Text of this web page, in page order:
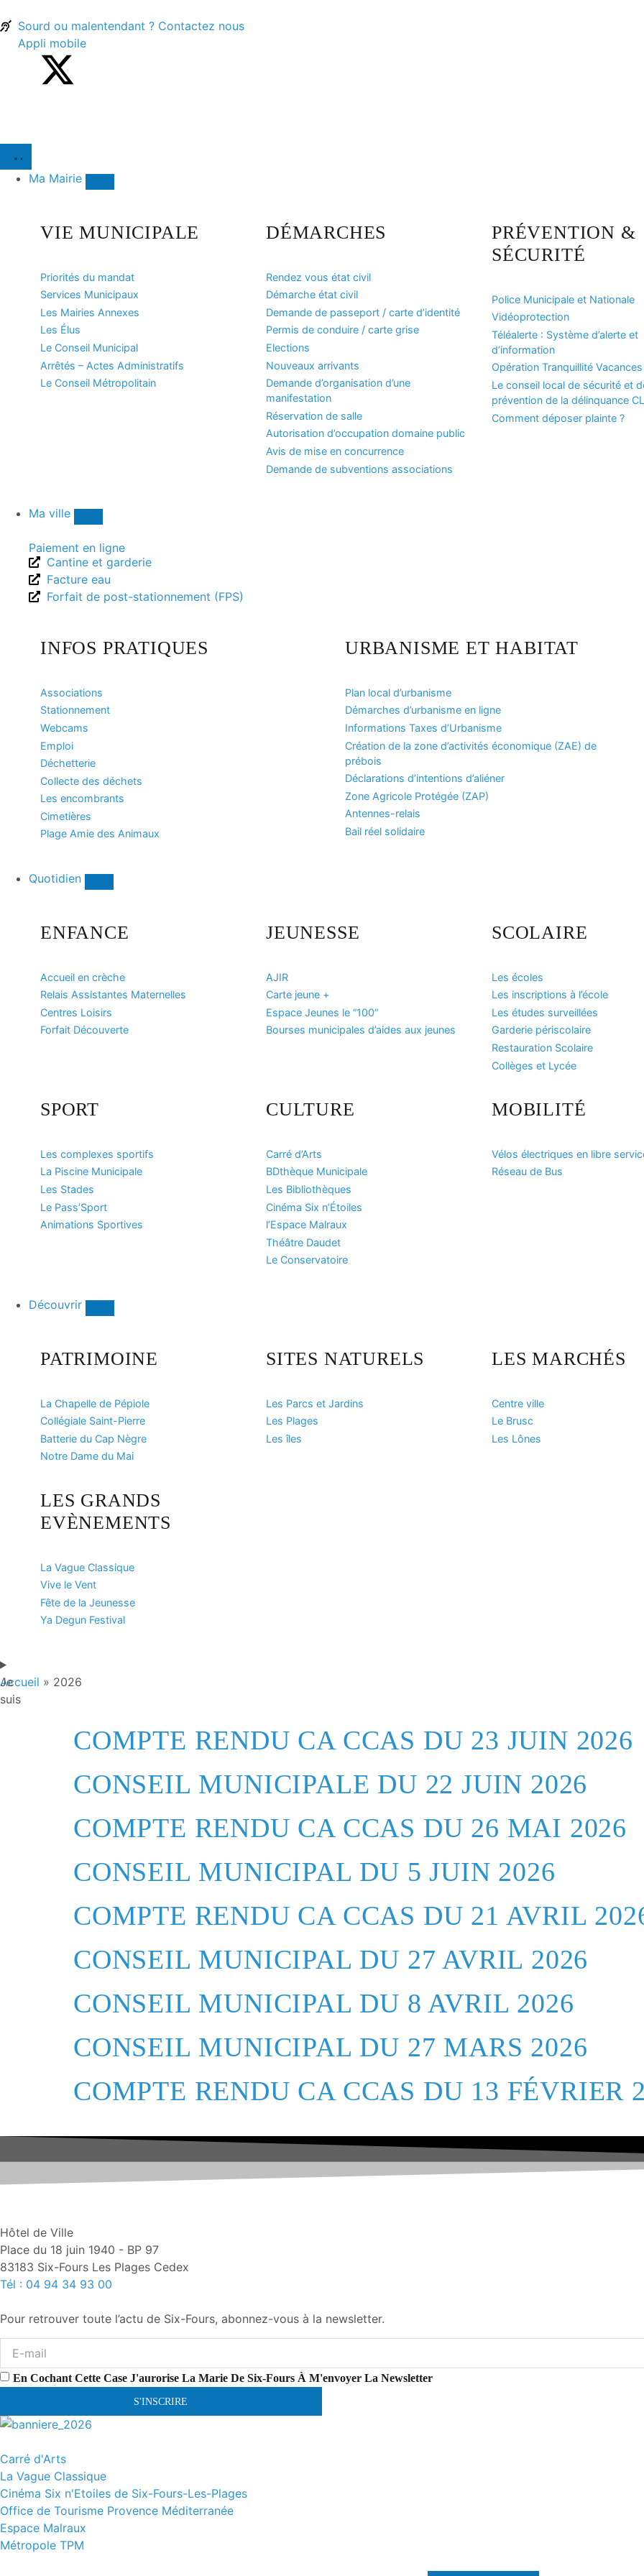
principal
Sourd ou malentendant ? Contactez nous
Appli mobile
Ma Mairie
VIE MUNICIPALE
Priorités du mandat
Services Municipaux
Les Mairies Annexes
Les Élus
Le Conseil Municipal
Arrêtés – Actes Administratifs
Le Conseil Métropolitain
DÉMARCHES
Rendez vous état civil
Démarche état civil
Demande de passeport / carte d’identité
Permis de conduire / carte grise
Elections
Nouveaux arrivants
Demande d’organisation d’une
manifestation
Réservation de salle
Autorisation d’occupation domaine public
Avis de mise en concurrence
Demande de subventions associations
PRÉVENTION &
SÉCURITÉ
Police Municipale et Nationale
Vidéoprotection
Téléalerte : Système d’alerte et
d’information
Opération Tranquillité Vacances
Le conseil local de sécurité et
prévention de la délinquance
Comment déposer plainte ?
Ma ville
Paiement en ligne
Cantine et garderie
Facture eau
Forfait de post-stationnement (FPS)
INFOS PRATIQUES
Associations
Stationnement
Webcams
Emploi
Déchetterie
Collecte des déchets
Les encombrants
Cimetières
Plage Amie des Animaux
URBANISME ET HABITAT
Plan local d’urbanisme
Démarches d’urbanisme en ligne
Informations Taxes d’Urbanisme
Création de la zone d’activités économique (ZAE) de
prébois
Déclarations d’intentions d’aliéner
Zone Agricole Protégée (ZAP)
Antennes-relais
Bail réel solidaire
Quotidien
ENFANCE
Accueil en crèche
Relais Assistantes Maternelles
Centres Loisirs
Forfait Découverte
JEUNESSE
AJIR
Carte jeune +
Espace Jeunes le “100”
Bourses municipales d’aides aux jeunes
SCOLAIRE
Les écoles
Les inscriptions à l’école
Les études surveillées
Garderie périscolaire
Restauration Scolaire
Collèges et Lycée
SPORT
Les complexes sportifs
La Piscine Municipale
Les Stades
Le Pass’Sport
Animations Sportives
CULTURE
Carré d’Arts
BDthèque Municipale
Les Bibliothèques
Cinéma Six n’Étoiles
l’Espace Malraux
Théâtre Daudet
Le Conservatoire
MOBILITÉ
Vélos électriques en libre
Réseau de Bus
Découvrir
PATRIMOINE
La Chapelle de Pépiole
Collégiale Saint-Pierre
Batterie du Cap Nègre
Notre Dame du Mai
SITES NATURELS
Les Parcs et Jardins
Les Plages
Les îles
LES MARCHÉS
Centre ville
Le Brusc
Les Lônes
LES GRANDS
EVÈNEMENTS
La Vague Classique
Vive le Vent
Fête de la Jeunesse
Ya Degun Festival
Je
suis
Accueil » 2026
COMPTE RENDU CA CCAS DU 23 JUIN 2026
CONSEIL MUNICIPALE DU 22 JUIN 2026
COMPTE RENDU CA CCAS DU 26 MAI 2026
CONSEIL MUNICIPAL DU 5 JUIN 2026
COMPTE RENDU CA CCAS DU 21 AVRIL
CONSEIL MUNICIPAL DU 27 AVRIL 2026
CONSEIL MUNICIPAL DU 8 AVRIL 2026
CONSEIL MUNICIPAL DU 27 MARS 2026
COMPTE RENDU CA CCAS DU 13 FÉVRIER
Hôtel de Ville
Place du 18 juin 1940 - BP 97
83183 Six-Fours Les Plages Cedex
Tél : 04 94 34 93 00
Pour retrouver toute l’actu de Six-Fours, abonnez-vous à la newsletter.
En Cochant Cette Case J'aurorise La Marie De Six-Fours À M'envoyer La Newsletter
S'INSCRIRE
Carré d'Arts
La Vague Classique
Cinéma Six n'Etoiles de Six-Fours-Les-Plages
Office de Tourisme Provence Méditerranée
Espace Malraux
Métropole TPM